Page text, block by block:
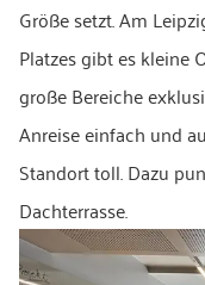
Größe setzt. Am
Platzes gibt es kleine
große Bereiche
Anreise einfach und
Standort toll. Dazu
Dachterrasse.